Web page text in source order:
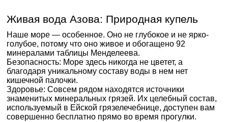
Живая вода Азова: Природная купель
Наше море — особенное. Оно не глубокое и не ярко-
голубое, потому что оно живое и обогащено 92
минералами таблицы Менделеева.
Безопасность: Море здесь никогда не цветет, а
благодаря уникальному составу воды в нем нет
кишечной палочки.
Здоровье: Совсем рядом находятся источники
знаменитых минеральных грязей. Их целебный состав,
используемый в Ейской грязелечебнице, доступен вам
совершенно бесплатно прямо во время прогулки.